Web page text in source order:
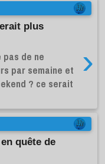
plus
›
pas de ne
par semaine et
? ce serait
quête de